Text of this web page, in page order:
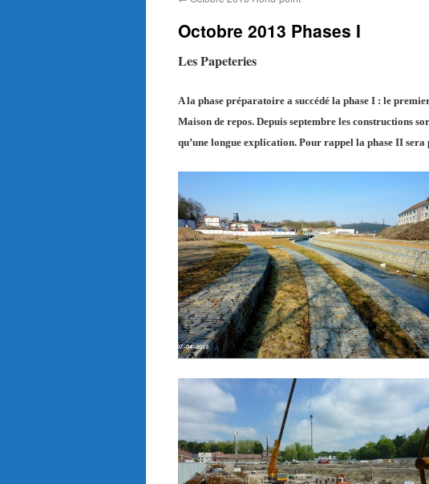
Octobre 2013 Phases I
Les Papeteries
A la phase préparatoire a succédé la phase I : le
Maison de repos. Depuis septembre les constructions
qu’une longue explication. Pour rappel la phase II